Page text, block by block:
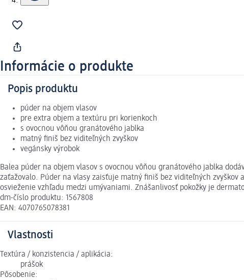
Informácie o produkte
Popis produktu
púder na objem vlasov
pre extra objem a textúru pri korienkoch
s ovocnou vôňou granátového jablka
matný finiš bez viditeľných zvyškov
vegánsky výrobok
Balea púder na objem vlasov s ovocnou vôňou granátového jablka
zaťažovalo. Púder na vlasy zaisťuje matný finiš bez viditeľných
osvieženie vzhľadu medzi umývaniami. Znášanlivosť pokožky je
dm-číslo produktu: 1567808
EAN: 4070765078381
Vlastnosti
Textúra / konzistencia / aplikácia:
prášok
Pôsobenie: